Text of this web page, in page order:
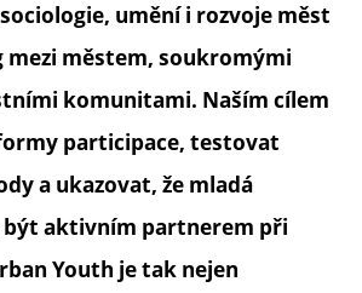
umění i rozvoje měst
mezi městem, soukromými
komunitami. Naším cílem
participace, testovat
a ukazovat, že mladá
být aktivním partnerem při
Youth je tak nejen